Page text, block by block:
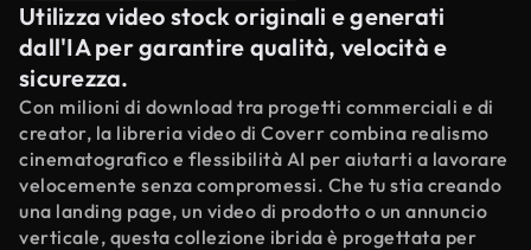
Utilizza video stock originali e generati
dall'IA per garantire qualità, velocità e
sicurezza.
Con milioni di download tra progetti commerciali e di
creator, la libreria video di Coverr combina realismo
cinematografico e flessibilità AI per aiutarti a lavorare
velocemente senza compromessi. Che tu stia creando
una landing page, un video di prodotto o un annuncio
verticale, questa collezione ibrida è progettata per